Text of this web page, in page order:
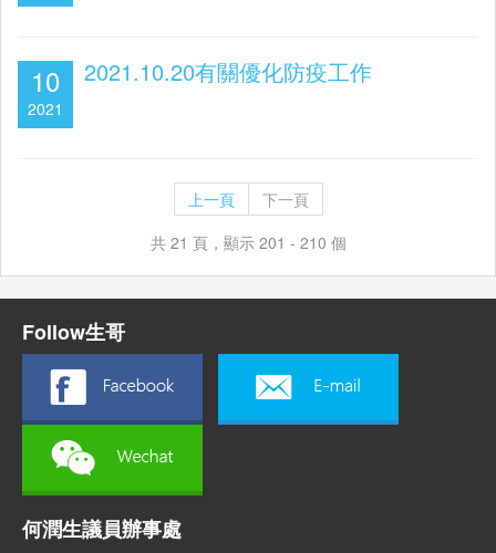
10
2021
2021.10.20有關優化防疫工作
上一頁
下一頁
共 21 頁，顯示 201 - 210 個
Follow生哥
何潤生議員辦事處